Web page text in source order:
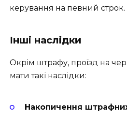
керування на певний строк.
Інші наслідки
Окрім штрафу, проїзд на
мати такі наслідки:
Накопичення